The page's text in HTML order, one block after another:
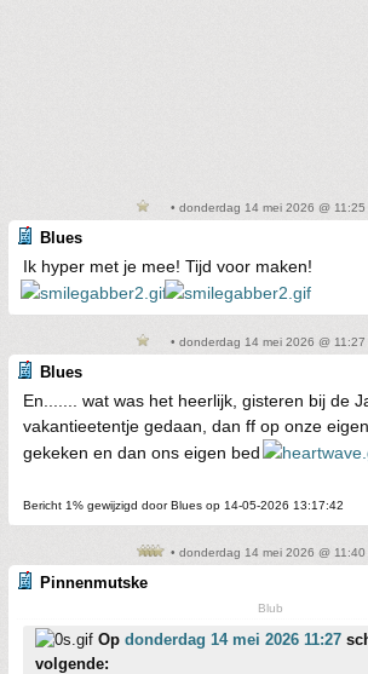
• donderdag 14 mei 2026 @ 11:25
Blues
Ik hyper met je mee! Tijd voor maken!
• donderdag 14 mei 2026 @ 11:27
Blues
En....... wat was het heerlijk, gisteren bij de
vakantieetentje gedaan, dan ff op onze
gekeken en dan ons eigen bed
Bericht 1% gewijzigd door Blues op 14-05-2026 13:17:42
• donderdag 14 mei 2026 @ 11:40
Pinnenmutske
Blub
Op donderdag 14 mei 2026 11:27
volgende: